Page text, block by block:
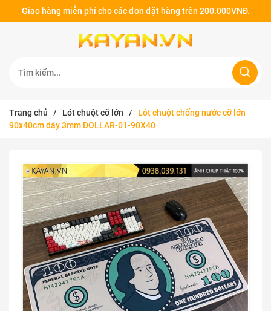
Giao hàng miễn phí cho các đơn đặt hàng trên 200.000VNĐ.
Trang chủ / Lót chuột cỡ lớn /
Lót chuột chống nước cỡ lớn
90x40cm dày 3mm DOLLAR-01-90X40